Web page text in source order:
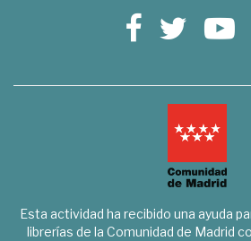
Esta actividad ha recibido una ayuda
librerías de la Comunidad de Madrid